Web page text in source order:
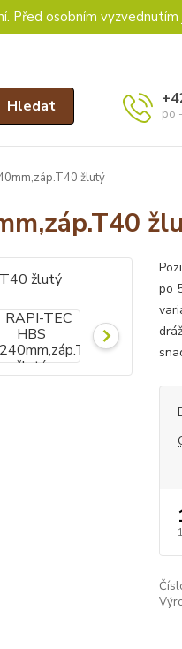
Před osobním
Hledat po
žlutý
po